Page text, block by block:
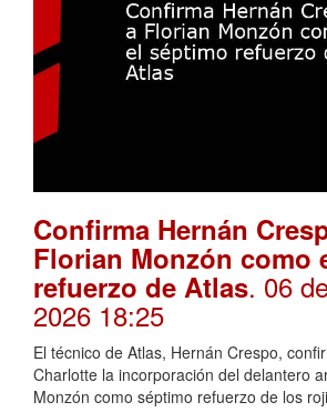
Confirma Hernán
Florian Monzón como
refuerzo de Atlas. 06
2026 18:25
El técnico de Atlas, Hernán Crespo,
Charlotte la incorporación del delantero
Monzón como séptimo refuerzo de los